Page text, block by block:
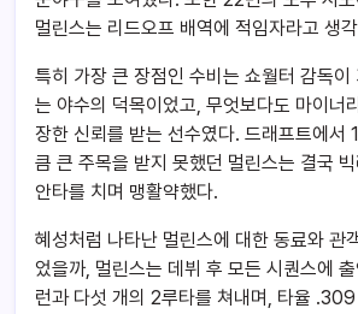
멀린스는 리드오프 배역에 적임자라고 생
특히 가장 큰 장점인 수비는 쇼월터 감독이
는 야수의 덕목이었고, 무엇보다도 마이너
장한 신뢰를 받는 선수였다. 드래프트에서
큼 큰 주목을 받지 못했던 멀린스는 결국
안타를 치며 맹활약했다.
혜성처럼 나타난 멀린스에 대한 동료와 관
었을까, 멀린스는 데뷔 후 모든 시퀀스에
런과 다섯 개의 2루타를 쳐내며, 타율